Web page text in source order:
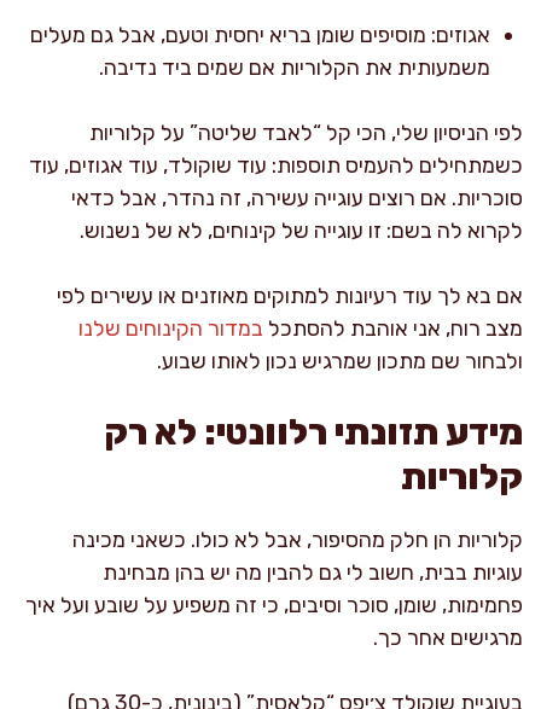
אגוזים: מוסיפים שומן בריא יחסית וטעם, אבל גם מעלים
משמעותית את הקלוריות אם שמים ביד נדיבה.
לפי הניסיון שלי, הכי קל “לאבד שליטה” על קלוריות
כשמתחילים להעמיס תוספות: עוד שוקולד, עוד אגוזים, עוד
סוכריות. אם רוצים עוגייה עשירה, זה נהדר, אבל כדאי
לקרוא לה בשם: זו עוגייה של קינוחים, לא של נשנוש.
אם בא לך עוד רעיונות למתוקים מאוזנים או עשירים לפי
מצב רוח, אני אוהבת להסתכל במדור הקינוחים שלנו
ולבחור שם מתכון שמרגיש נכון לאותו שבוע.
מידע תזונתי רלוונטי: לא רק
קלוריות
קלוריות הן חלק מהסיפור, אבל לא כולו. כשאני מכינה
עוגיות בבית, חשוב לי גם להבין מה יש בהן מבחינת
פחמימות, שומן, סוכר וסיבים, כי זה משפיע על שובע ועל איך
מרגישים אחר כך.
בעוגיית שוקולד צ׳יפס “קלאסית” (בינונית, כ-30 גרם)